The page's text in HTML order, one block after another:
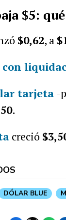
$5: qué
$0,62, a
tarjeta -
.
creció
DÓLAR BLUE